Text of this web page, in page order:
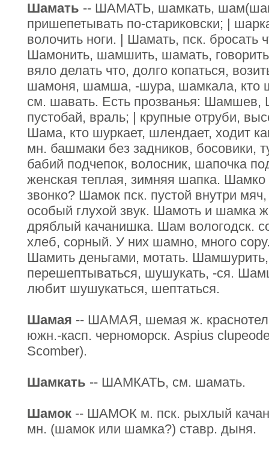
Шамать -- ШАМАТЬ, шамкать,
пришепетывать по-стариковски; |
волочить ноги. | Шамать, пск. бросать
Шамонить, шамшить, шамать,
вяло делать что, долго копаться,
шамоня, шамша, -шура, шамкала, кто
см. шавать. Есть прозванья:
пустобай, враль; | крупные отруби,
Шама, кто шуркает, шлендает, ходит
мн. башмаки без задников, босовики,
бабий подчепок, волосник, шапочка
женская теплая, зимняя шапка. Шамко
звонко? Шамок пск. пустой внутри
особый глухой звук. Шамоть и шамка
дряблый качанишка. Шам вологодск.
хлеб, сорный. У них шамно, много
Шамить деньгами, мотать.
перешептываться, шушукать, -ся.
любит шушукаться, шептаться.
Шамая -- ШАМАЯ, шемая ж.
южн.-касп. черноморск. Aspius
Scomber).
Шамкать -- ШАМКАТЬ, см. шамать.
Шамок -- ШАМОК м. пск. рыхлый
мн. (шамок или шамка?) ставр. дыня.